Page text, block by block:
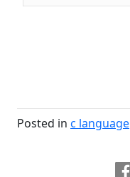
Posted in c language